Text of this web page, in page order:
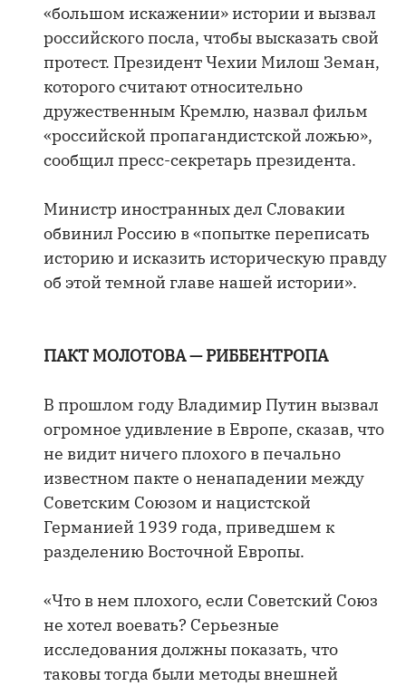
«большом искажении» истории и вызвал
российского посла, чтобы высказать свой
протест. Президент Чехии Милош Земан,
которого считают относительно
дружественным Кремлю, назвал фильм
«российской пропагандистской ложью»,
сообщил пресс-секретарь президента.
Министр иностранных дел Словакии
обвинил Россию в «попытке переписать
историю и исказить историческую правду
об этой темной главе нашей истории».
ПАКТ МОЛОТОВА — РИББЕНТРОПА
В прошлом году Владимир Путин вызвал
огромное удивление в Европе, сказав, что
не видит ничего плохого в печально
известном пакте о ненападении между
Советским Союзом и нацистской
Германией 1939 года, приведшем к
разделению Восточной Европы.
«Что в нем плохого, если Советский Союз
не хотел воевать? Серьезные
исследования должны показать, что
таковы тогда были методы внешней